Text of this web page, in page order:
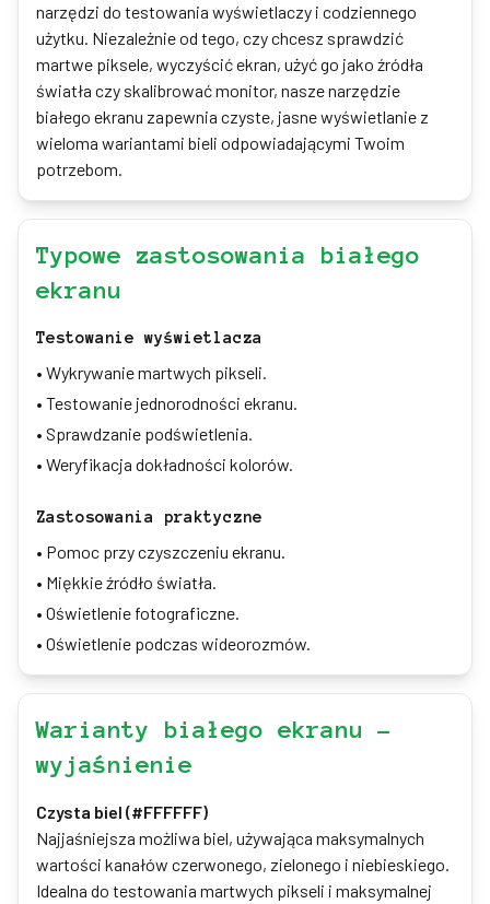
narzędzi do testowania wyświetlaczy i codziennego
użytku. Niezależnie od tego, czy chcesz sprawdzić
martwe piksele, wyczyścić ekran, użyć go jako źródła
światła czy skalibrować monitor, nasze narzędzie
białego ekranu zapewnia czyste, jasne wyświetlanie z
wieloma wariantami bieli odpowiadającymi Twoim
potrzebom.
Typowe zastosowania białego
ekranu
Testowanie wyświetlacza
• Wykrywanie martwych pikseli.
• Testowanie jednorodności ekranu.
• Sprawdzanie podświetlenia.
• Weryfikacja dokładności kolorów.
Zastosowania praktyczne
• Pomoc przy czyszczeniu ekranu.
• Miękkie źródło światła.
• Oświetlenie fotograficzne.
• Oświetlenie podczas wideorozmów.
Warianty białego ekranu –
wyjaśnienie
Czysta biel (#FFFFFF)
Najjaśniejsza możliwa biel, używająca maksymalnych
wartości kanałów czerwonego, zielonego i niebieskiego.
Idealna do testowania martwych pikseli i maksymalnej